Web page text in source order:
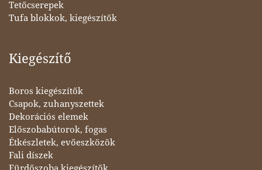
Tetőcserepek
Tufa blokkok, kiegészítők
Kiegészítő
Boros kiegészítők
Csapok, zuhanyszettek
Dekorációs elemek
Előszobabútorok, fogas
Étkészletek, evőeszközök
Fali díszek